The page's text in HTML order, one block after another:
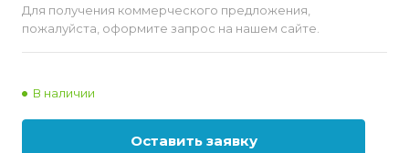
Для получения коммерческого предложения,
пожалуйста, оформите запрос на нашем сайте.
В наличии
Оставить заявку